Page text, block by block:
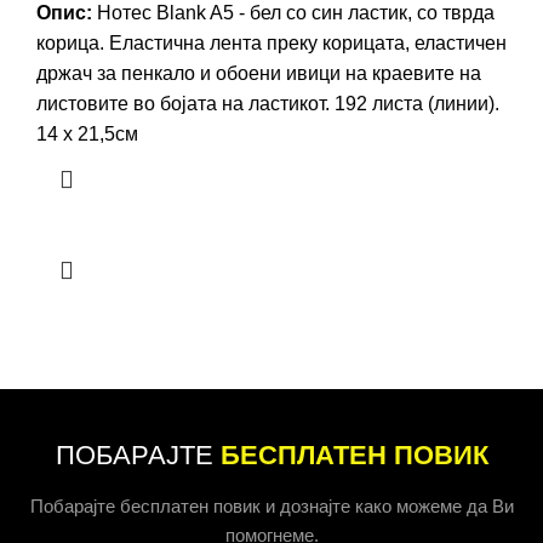
Опис: Нотес Blank A5 - бел со син ластик, со тврда
корица. Еластична лента преку корицата, еластичен
држач за пенкало и обоени ивици на краевите на
листовите во бојата на ластикот. 192 листа (линии).
14 х 21,5см
ПОБАРАЈТЕ БЕСПЛАТЕН ПОВИК
Побарајте бесплатен повик и дознајте како можеме да Ви
помогнеме.